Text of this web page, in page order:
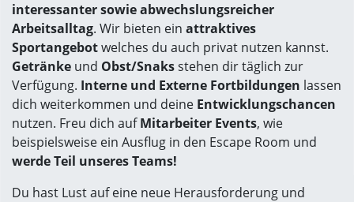
interessanter sowie abwechslungsreicher
Arbeitsalltag. Wir bieten ein attraktives
Sportangebotwelches du auch privat nutzen kannst.
Getränke und Obst/Snaksstehen dir täglich zur
Verfügung. Interne und Externe Fortbildungen lassen
dich weiterkommen und deine Entwicklungschancen
nutzen. Freu dich aufMitarbeiter Events, wie
beispielsweise ein Ausflug in den Escape Room und
werde Teil unseres Teams!
Du hast Lust auf eine neue Herausforderung und